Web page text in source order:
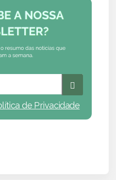
de Privacidade